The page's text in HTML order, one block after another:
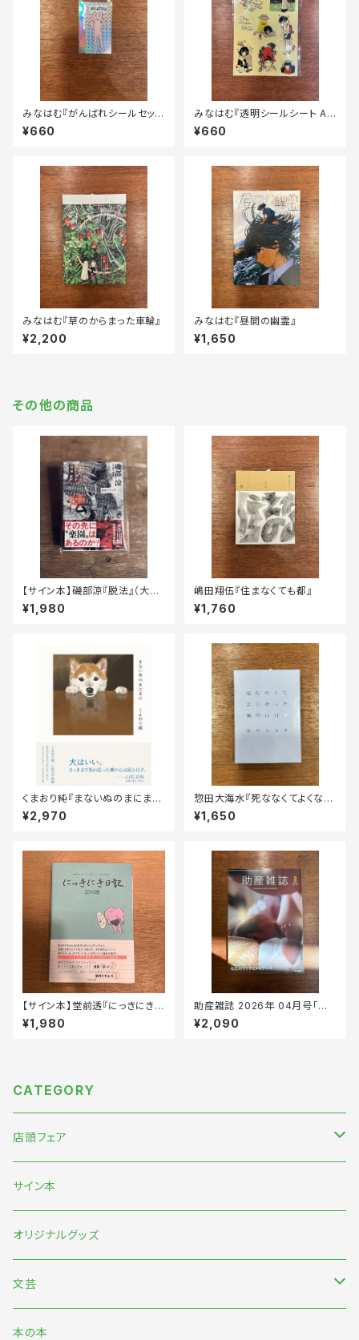
みなはむ『がんばれシールセッ
ト』
¥660
みなはむ『透明シールシート A5
サイズ』
¥660
みなはむ『草のからまった車輪』
¥2,200
みなはむ『昼間の幽霊』
¥1,650
その他の商品
【サイン本】磯部涼『脱法』（大洋
図書）
¥1,980
嶋田翔伍『住まなくても都』
¥1,760
くまおり純『まないぬのまにま
に』
¥2,970
惣田大海水『死ななくてよくなっ
た後の日日 3』
¥1,650
【サイン本】堂前透『にっきにき日
記』
¥1,980
助産雑誌 2026年 04月号「特
集 これってホント？ 母乳のウ
ワサとエビデンス」
¥2,090
CATEGORY
店頭フェア
5月末〜伊藤紺『わたしのなかにある巨大な星』刊行記念フェア
7月『グッバイ・ハロー・ワールド』『終末パートナー』刊行記念
サイン本
オリジナルグッズ
文芸
日本文芸
本の本